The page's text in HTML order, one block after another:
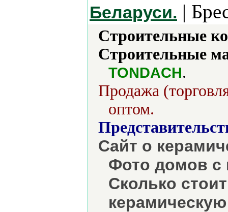
Беларуси. |
Строительные
Строительные
TONDACH.
Продажа
оптом.
Сайт о
Фото домов с
Сколько